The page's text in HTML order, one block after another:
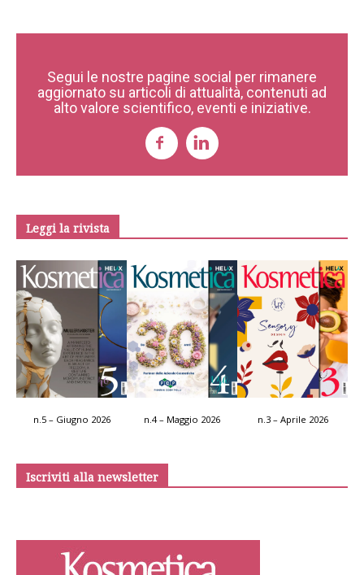
Segui le nostre pagine social per rimanere
aggiornato su articoli di attualità, contenuti ad
alto valore scientifico, eventi e iniziative.
Leggi la rivista
n.5 – Giugno 2026 n.4 – Maggio 2026 n.3 – Aprile 2026
Iscriviti alla newsletter